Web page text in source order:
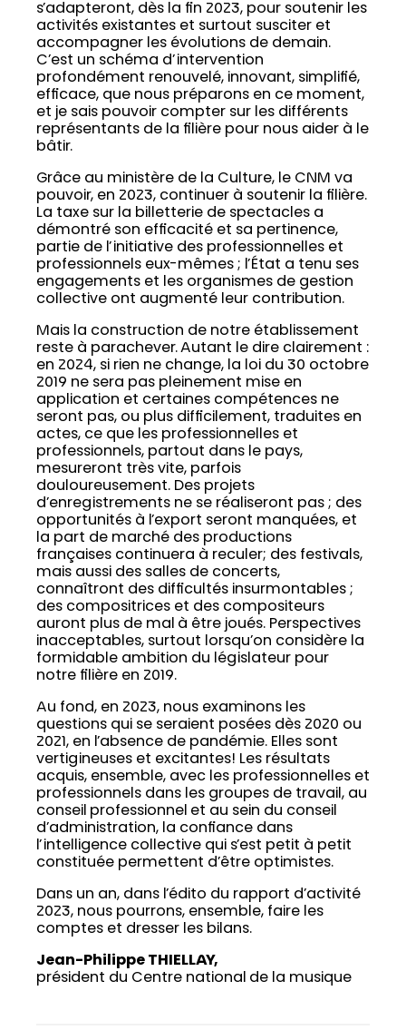
s’adapteront, dès la fin 2023, pour soutenir les
activités existantes et surtout susciter et
accompagner les évolutions de demain.
C’est un schéma d’intervention
profondément renouvelé, innovant, simplifié,
efficace, que nous préparons en ce moment,
et je sais pouvoir compter sur les différents
représentants de la filière pour nous aider à le
bâtir.
Grâce au ministère de la Culture, le CNM va
pouvoir, en 2023, continuer à soutenir la filière.
La taxe sur la billetterie de spectacles a
démontré son efficacité et sa pertinence,
partie de l’initiative des professionnelles et
professionnels eux-mêmes ; l’État a tenu ses
engagements et les organismes de gestion
collective ont augmenté leur contribution.
Mais la construction de notre établissement
reste à parachever. Autant le dire clairement :
en 2024, si rien ne change, la loi du 30 octobre
2019 ne sera pas pleinement mise en
application et certaines compétences ne
seront pas, ou plus difficilement, traduites en
actes, ce que les professionnelles et
professionnels, partout dans le pays,
mesureront très vite, parfois
douloureusement. Des projets
d’enregistrements ne se réaliseront pas ; des
opportunités à l’export seront manquées, et
la part de marché des productions
françaises continuera à reculer; des festivals,
mais aussi des salles de concerts,
connaîtront des difficultés insurmontables ;
des compositrices et des compositeurs
auront plus de mal à être joués. Perspectives
inacceptables, surtout lorsqu’on considère la
formidable ambition du législateur pour
notre filière en 2019.
Au fond, en 2023, nous examinons les
questions qui se seraient posées dès 2020 ou
2021, en l’absence de pandémie. Elles sont
vertigineuses et excitantes! Les résultats
acquis, ensemble, avec les professionnelles et
professionnels dans les groupes de travail, au
conseil professionnel et au sein du conseil
d’administration, la confiance dans
l’intelligence collective qui s’est petit à petit
constituée permettent d’être optimistes.
Dans un an, dans l’édito du rapport d’activité
2023, nous pourrons, ensemble, faire les
comptes et dresser les bilans.
Jean-Philippe THIELLAY,
président du Centre national de la musique